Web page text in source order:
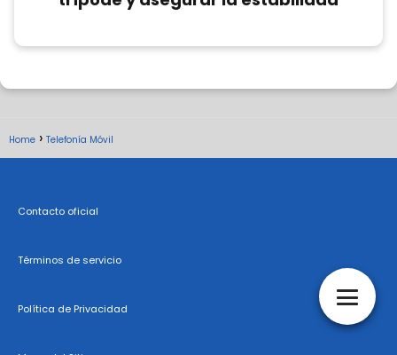
Home Telefonía Móvil
Contacto oficial
Términos de servicio
Política de Privacidad